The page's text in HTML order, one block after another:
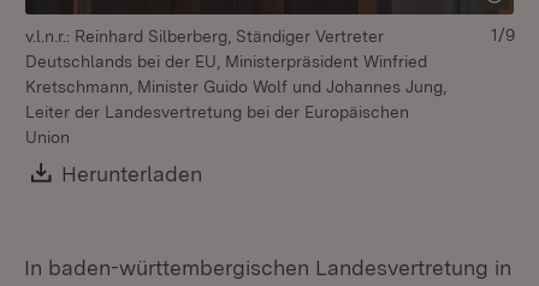
v.l.n.r.: Reinhard Silberberg, Ständiger Vertreter
Deutschlands bei der EU, Ministerpräsident Winfried
Kretschmann, Minister Guido Wolf und Johannes Jung,
Leiter der Landesvertretung bei der Europäischen
Union
Download:
Herunterladen
1/9
In baden-württembergischen Landesvertretung in